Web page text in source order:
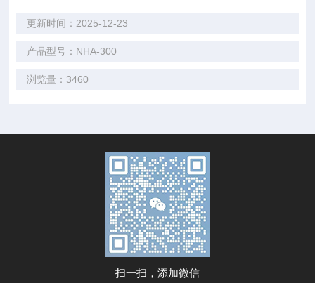
更新时间：2025-12-23
产品型号：NHA-300
浏览量：3460
扫一扫，添加微信